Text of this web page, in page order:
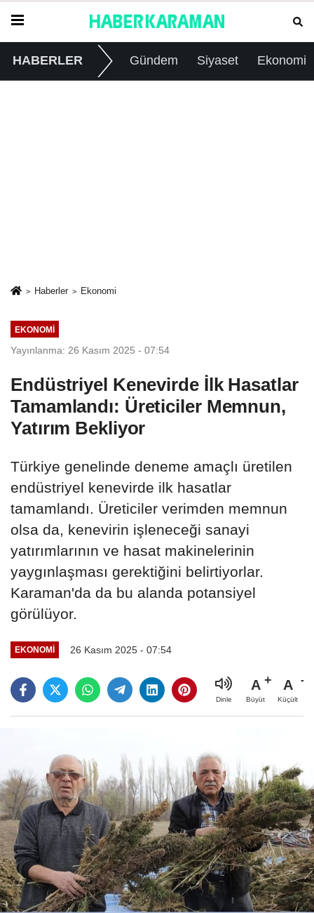
HABERLER Gündem Siyaset Ekonomi
Haberler Ekonomi
EKONOMI
Yayınlanma: 26 Kasım 2025 - 07:54
Endüstriyel Kenevirde İlk Hasatlar
Tamamlandı: Üreticiler Memnun,
Yatırım Bekliyor
Türkiye genelinde deneme amaçlı üretilen
endüstriyel kenevirde ilk hasatlar
tamamlandı. Üreticiler verimden memnun
olsa da, kenevirin işleneceği sanayi
yatırımlarının ve hasat makinelerinin
yaygınlaşması gerektiğini belirtiyorlar.
Karaman'da da bu alanda potansiyel
görülüyor.
EKONOMI 26 Kasım 2025 - 07:54
Dinle
A
Büyüt
A
Küçült